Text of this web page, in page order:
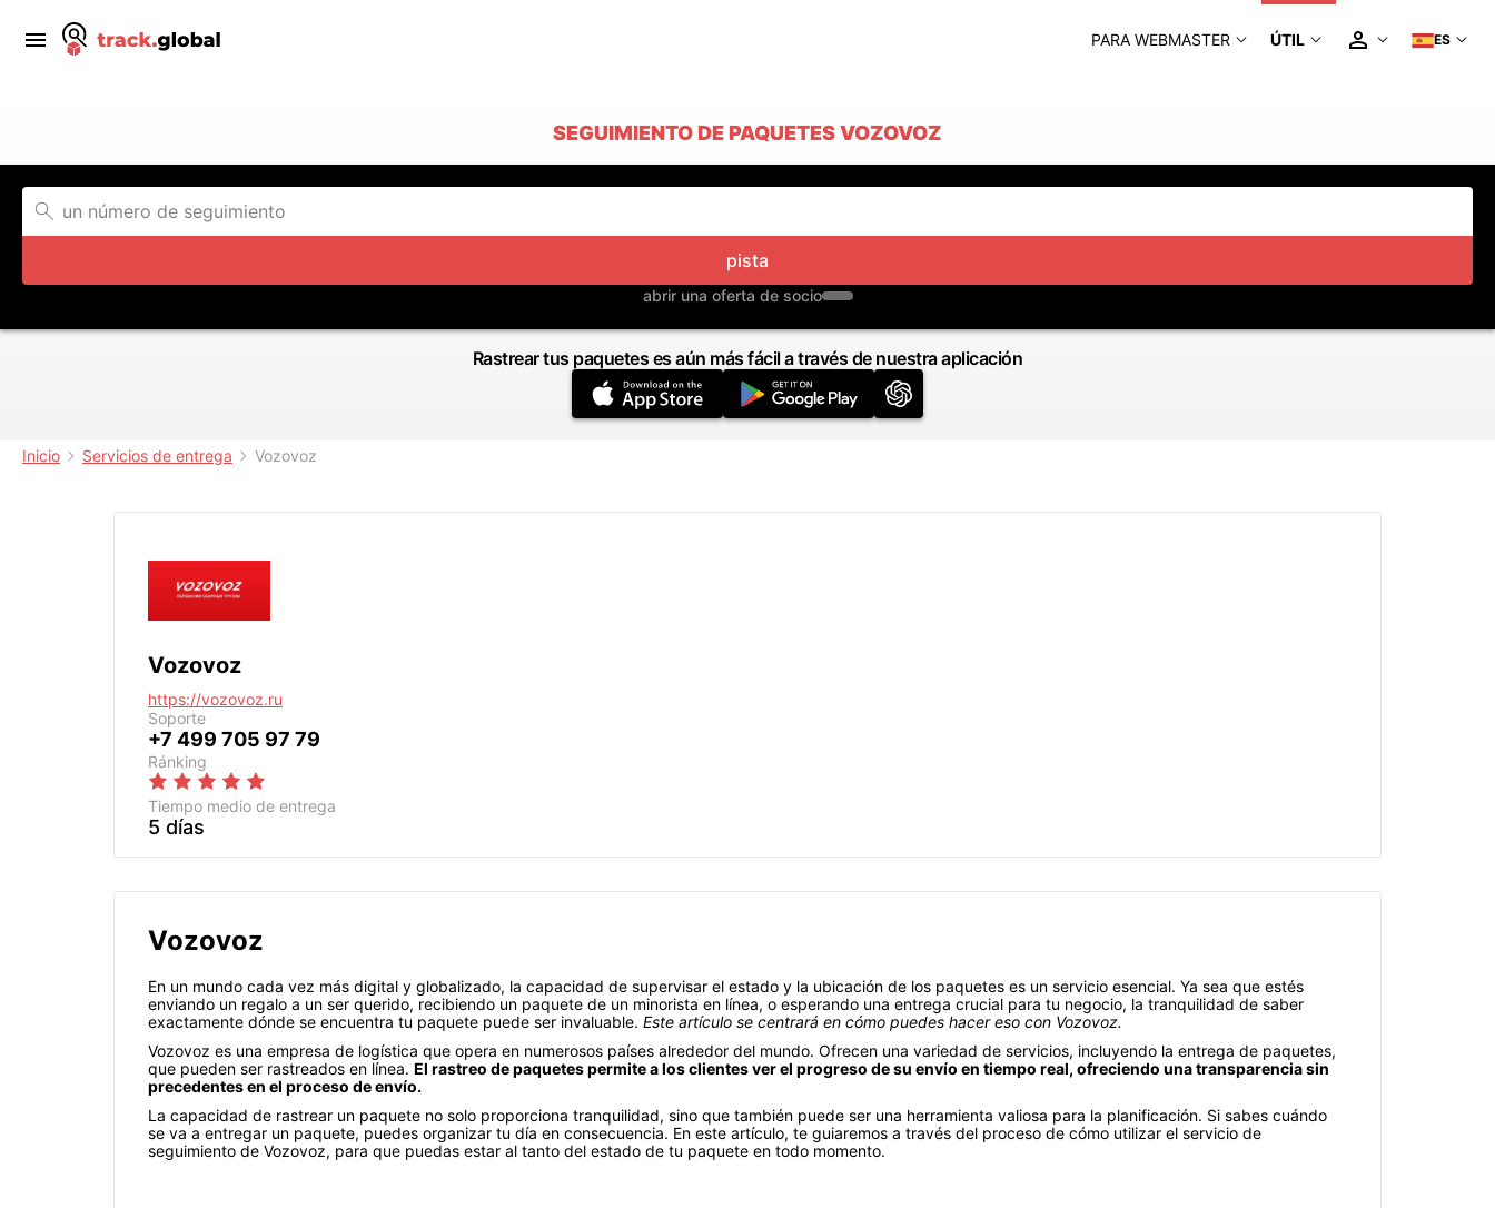
PARA WEBMASTER ÚTIL ES
SEGUIMIENTO DE PAQUETES VOZOVOZ
pista
abrir una oferta de socio
Rastrear tus paquetes es aún más fácil a través de nuestra aplicación
Inicio Servicios de entrega Vozovoz
Vozovoz
https://vozovoz.ru
Soporte
+7 499 705 97 79
Ránking
Tiempo medio de entrega
5 días
Vozovoz
En un mundo cada vez más digital y globalizado, la capacidad de supervisar el estado y la ubicación de los paquetes es un servicio esencial. Ya sea que estés
enviando un regalo a un ser querido, recibiendo un paquete de un minorista en línea, o esperando una entrega crucial para tu negocio, la tranquilidad de saber
exactamente dónde se encuentra tu paquete puede ser invaluable. Este artículo se centrará en cómo puedes hacer eso con Vozovoz.
Vozovoz es una empresa de logística que opera en numerosos países alrededor del mundo. Ofrecen una variedad de servicios, incluyendo la entrega de paquetes,
que pueden ser rastreados en línea. El rastreo de paquetes permite a los clientes ver el progreso de su envío en tiempo real, ofreciendo una transparencia sin
precedentes en el proceso de envío.
La capacidad de rastrear un paquete no solo proporciona tranquilidad, sino que también puede ser una herramienta valiosa para la planificación. Si sabes cuándo
se va a entregar un paquete, puedes organizar tu día en consecuencia. En este artículo, te guiaremos a través del proceso de cómo utilizar el servicio de
seguimiento de Vozovoz, para que puedas estar al tanto del estado de tu paquete en todo momento.